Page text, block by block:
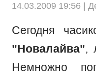
14.03.2009 19:56 |
Сегодня
"Новалайва",
Немножно